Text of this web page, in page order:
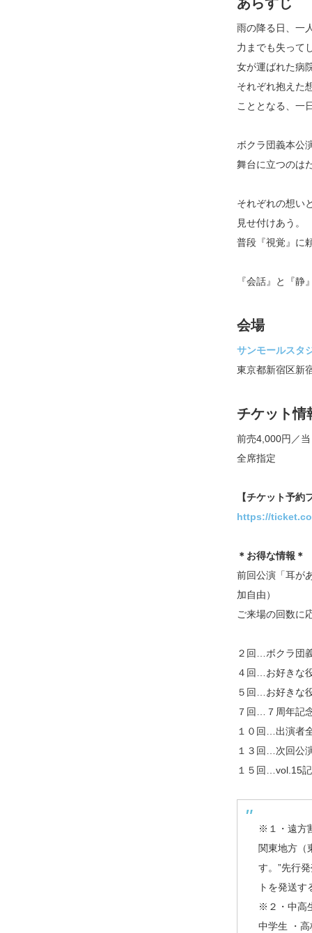
雨の降る日、一
力までも失って
女が運ばれた病
それぞれ抱えた
こととなる、一
ボクラ団義本公
舞台に立つのは
それぞれの想い
見せ付けあう。
普段『視覚』に
『会話』と『
会場
サンモールスタ
東京都新宿区新
チケット情
前売4,000円／
全席指定
【チケット予約
https://
＊お得な情報＊
前回公演「耳が
加自由）
ご来場の回数に
２回…ボクラ団
４回…お好きな
５回…お好きな
７回…７周年記
１０回…出演者
１３回…次回公
１５回…vol.15
※１・遠方
関東地方（
す。”先行
トを発送
※２・中高
中学生 ・